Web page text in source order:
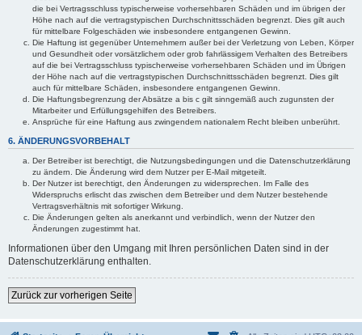
die bei Vertragsschluss typischerweise vorhersehbaren Schäden und im übrigen der
Höhe nach auf die vertragstypischen Durchschnittsschäden begrenzt. Dies gilt auch
für mittelbare Folgeschäden wie insbesondere entgangenen Gewinn.
Die Haftung ist gegenüber Unternehmern außer bei der Verletzung von Leben, Körper
und Gesundheit oder vorsätzlichem oder grob fahrlässigem Verhalten des Betreibers
auf die bei Vertragsschluss typischerweise vorhersehbaren Schäden und im Übrigen
der Höhe nach auf die vertragstypischen Durchschnittsschäden begrenzt. Dies gilt
auch für mittelbare Schäden, insbesondere entgangenen Gewinn.
Die Haftungsbegrenzung der Absätze a bis c gilt sinngemäß auch zugunsten der
Mitarbeiter und Erfüllungsgehilfen des Betreibers.
Ansprüche für eine Haftung aus zwingendem nationalem Recht bleiben unberührt.
6. ÄNDERUNGSVORBEHALT
Der Betreiber ist berechtigt, die Nutzungsbedingungen und die Datenschutzerklärung
zu ändern. Die Änderung wird dem Nutzer per E-Mail mitgeteilt.
Der Nutzer ist berechtigt, den Änderungen zu widersprechen. Im Falle des
Widerspruchs erlischt das zwischen dem Betreiber und dem Nutzer bestehende
Vertragsverhältnis mit sofortiger Wirkung.
Die Änderungen gelten als anerkannt und verbindlich, wenn der Nutzer den
Änderungen zugestimmt hat.
Informationen über den Umgang mit Ihren persönlichen Daten sind in der
Datenschutzerklärung enthalten.
Zurück zur vorherigen Seite